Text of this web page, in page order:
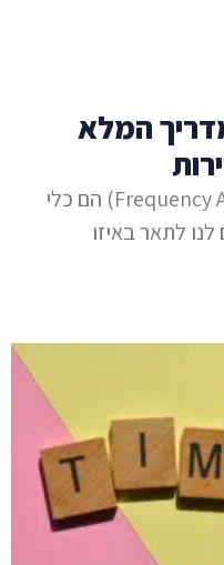
המלא
תוארי פועל של תדירות (Frequency Adverbs) הם כלי
לתאר באיזו